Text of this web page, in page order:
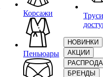
Корсажи
Пеньюары
НОВИНКИ
АКЦИИ
БРЕНДЫ